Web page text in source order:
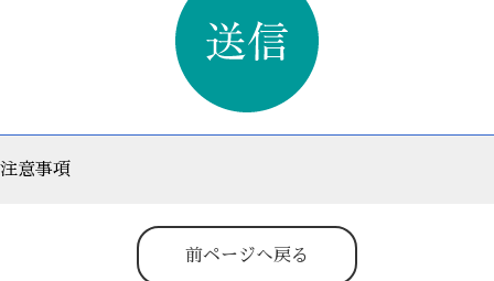
注意事項
前ページへ戻る